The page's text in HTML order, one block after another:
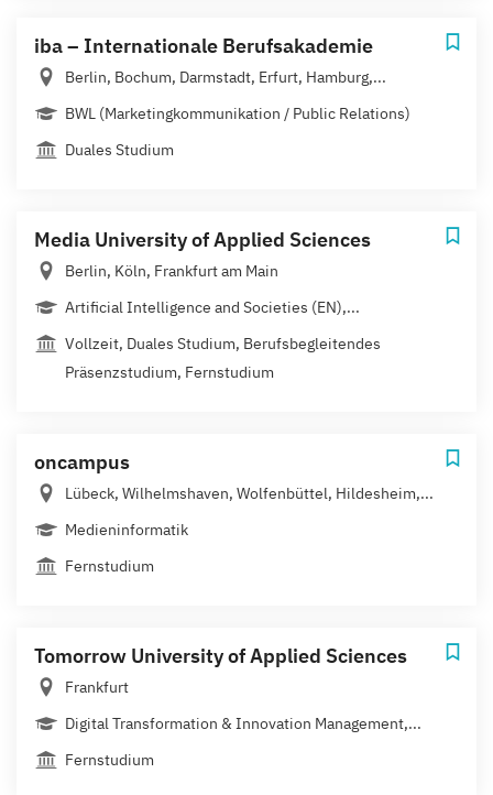
iba – Internationale Berufsakademie
Berlin, Bochum, Darmstadt, Erfurt, Hamburg,...
BWL (Marketingkommunikation / Public Relations)
Duales Studium
Media University of Applied Sciences
Berlin, Köln, Frankfurt am Main
Artificial Intelligence and Societies (EN),...
Vollzeit, Duales Studium, Berufsbegleitendes
Präsenzstudium, Fernstudium
oncampus
Lübeck, Wilhelmshaven, Wolfenbüttel, Hildesheim,...
Medieninformatik
Fernstudium
Tomorrow University of Applied Sciences
Frankfurt
Digital Transformation & Innovation Management,...
Fernstudium